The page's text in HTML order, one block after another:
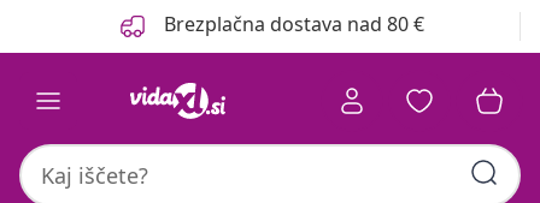
Brezplačna dostava nad 80 €